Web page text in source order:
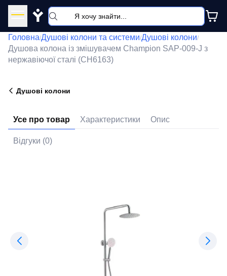
Y
Головна/Душові колони та системи/Душові колони/
Душова колона із змішувачем Champion SAP-009-J з
нержавіючої сталі (CH6163)
Душові колони
Усе про товар Характеристики Опис
Відгуки (0)